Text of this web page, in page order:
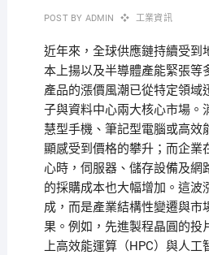
POST BY ADMIN 工業資訊
近年來，全球供應鏈持續受到
本上揚以及半導體產能緊張等
產品的漲價風潮已從特定領域
子與資料中心兩大核心市場。
慧型手機、筆記型電腦或高效
顯感受到價格的攀升；而企業
心時，伺服器、儲存設備及網
的採購成本也大幅增加。這波
成，而是產業結構性變遷與市
果。例如，先進製程晶圓的投
上高效能運算（HPC）與人工